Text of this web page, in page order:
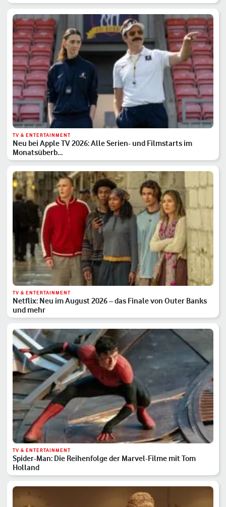
TV & ENTERTAINMENT
Neu bei Apple TV 2026: Alle Serien- und Filmstarts im
Monatsüberb…
TV & ENTERTAINMENT
Netflix: Neu im August 2026 – das Finale von Outer Banks
und mehr
TV & ENTERTAINMENT
Spider-Man: Die Reihenfolge der Marvel-Filme mit Tom
Holland